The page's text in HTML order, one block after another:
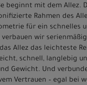
mit dem Allez.
Rahmen des
für ein schnelles
wir
Allez das leichteste
schnell, langlebig
Gewicht. Und
Vertrauen – egal bei